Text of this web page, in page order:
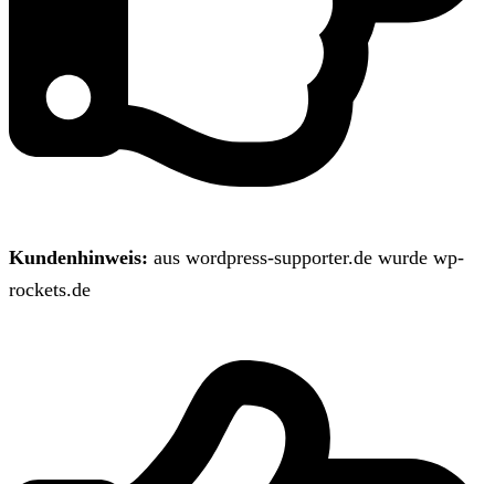
Kundenhinweis: aus wordpress-supporter.de wurde wp-
rockets.de